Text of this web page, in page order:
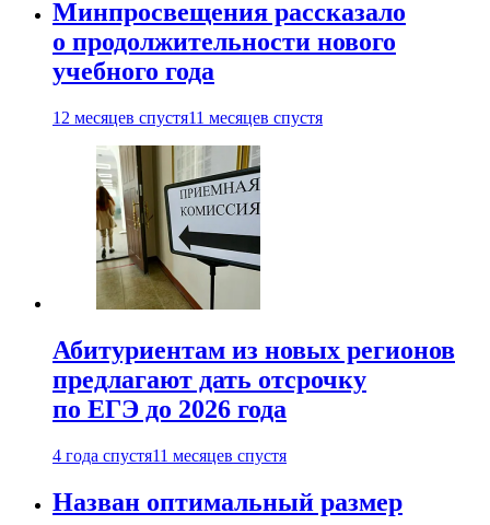
Минпросвещения рассказало
о продолжительности нового
учебного года
12 месяцев спустя11 месяцев спустя
Абитуриентам из новых регионов
предлагают дать отсрочку
по ЕГЭ до 2026 года
4 года спустя11 месяцев спустя
Назван оптимальный размер